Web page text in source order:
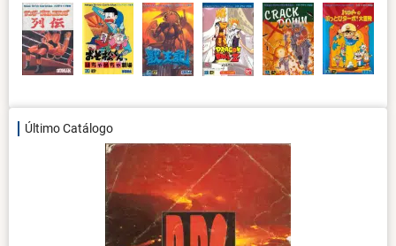
Último Catálogo